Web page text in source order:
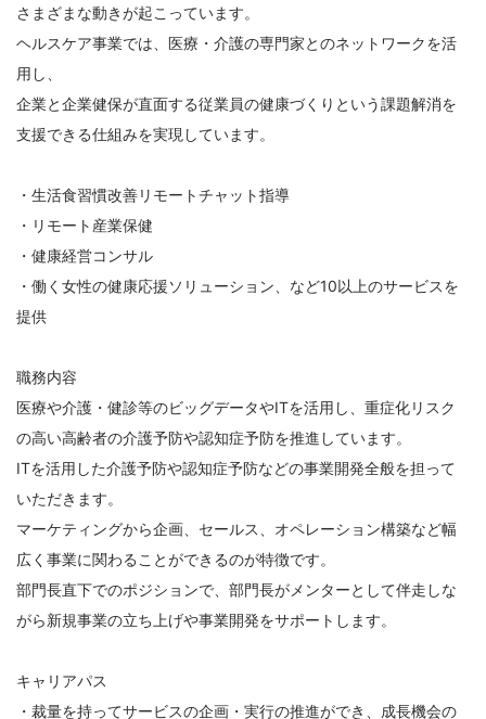
さまざまな動きが起こっています。
ヘルスケア事業では、医療・介護の専門家とのネットワークを活
用し、
企業と企業健保が直面する従業員の健康づくりという課題解消を
支援できる仕組みを実現しています。
・生活食習慣改善リモートチャット指導
・リモート産業保健
・健康経営コンサル
・働く女性の健康応援ソリューション、など10以上のサービスを
提供
職務内容
医療や介護・健診等のビッグデータやITを活用し、重症化リスク
の高い高齢者の介護予防や認知症予防を推進しています。
ITを活用した介護予防や認知症予防などの事業開発全般を担って
いただきます。
マーケティングから企画、セールス、オペレーション構築など幅
広く事業に関わることができるのが特徴です。
部門長直下でのポジションで、部門長がメンターとして伴走しな
がら新規事業の立ち上げや事業開発をサポートします。
キャリアパス
・裁量を持ってサービスの企画・実行の推進ができ、成長機会の